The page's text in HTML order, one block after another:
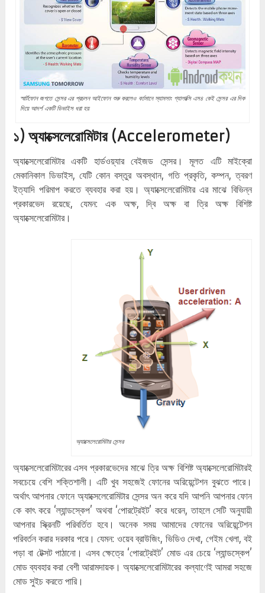
স্মার্টফোন জগতে সেন্সর এর প্রচলন আইফোন শুরু করলেও বর্তমানে স্যামসাং গ্যালাক্সি এস৪ কেই সেন্সর এর দিক
দিয়ে আদর্শ একটি ডিভাইস ধরা হয়
১) অ্যাক্সেলেরোমিটার (Accelerometer)
অ্যাক্সেলেরোমিটার একটি হার্ডওয়্যার বেইজড সেন্সর। মূলত এটি মাইক্রো
মেকানিকাল ডিভাইস, যেটি কোন বস্তুর অবস্থান, গতি প্রকৃতি, কম্পন, ত্বরণ
ইত্যাদি পরিমাপ করতে ব্যবহার করা হয়। অ্যাক্সেলেরোমিটার এর মাঝে বিভিন্ন
প্রকারভেদ রয়েছে, যেমন: এক অক্ষ, দ্বি অক্ষ বা ত্রি অক্ষ বিশিষ্ট
অ্যাক্সেলেরোমিটার।
অ্যাক্সেলেরোমিটার সেন্সর
অ্যাক্সেলেরোমিটারের এসব প্রকারভেদের মাঝে ত্রি অক্ষ বিশিষ্ট অ্যাক্সেলেরোমিটারই
সবচেয়ে বেশি শক্তিশালী। এটি খুব সহজেই ফোনের অরিয়েন্টেশন বুঝতে পারে।
অর্থাৎ আপনার ফোনে অ্যাক্সেলেরোমিটার সেন্সর অন করে যদি আপনি আপনার ফোন
কে কাৎ করে ‘ল্যান্ডস্কেপ’ অথবা ‘পোরট্রেইট’ করে ধরেন, তাহলে সেটি অনুযায়ী
আপনার স্ক্রিনটি পরিবর্তিত হবে। অনেক সময় আমাদের ফোনের অরিয়েন্টেশন
পরিবর্তন করার দরকার পরে। যেমন: ওয়েব ব্রাউজিং, ভিডিও দেখা, গেইম খেলা, বই
পড়া বা টেক্সট পাঠানো। এসব ক্ষেত্রে ‘পোরট্রেইট’ মোড এর চেয়ে ‘ল্যান্ডস্কেপ’
মোড ব্যবহার করা বেশী আরামদায়ক। অ্যাক্সেলেরোমিটারের কল্যাণেই আমরা সহজে
মোড সুইচ করতে পারি।